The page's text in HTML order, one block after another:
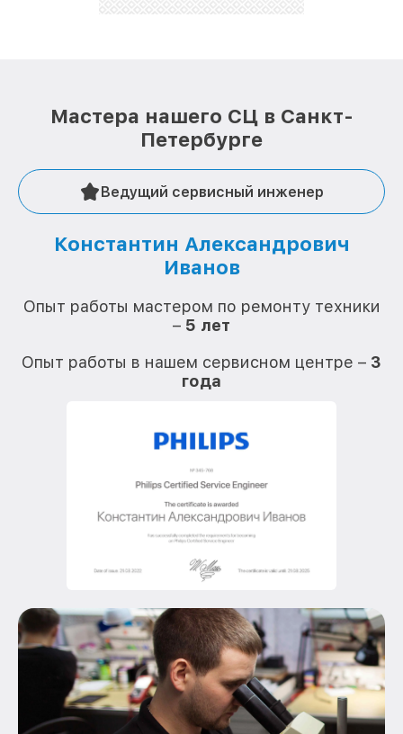
Мастера нашего СЦ в Санкт-
Петербурге
Ведущий сервисный инженер
Константин Александрович
Иванов
Опыт работы мастером по ремонту техники
– 5 лет
Опыт работы в нашем сервисном центре – 3
года